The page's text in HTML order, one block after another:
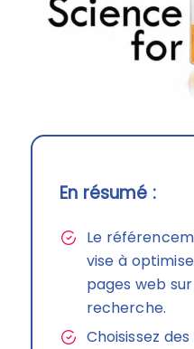
En résumé :
Le
vise à
pages web
recherche.
Choisissez